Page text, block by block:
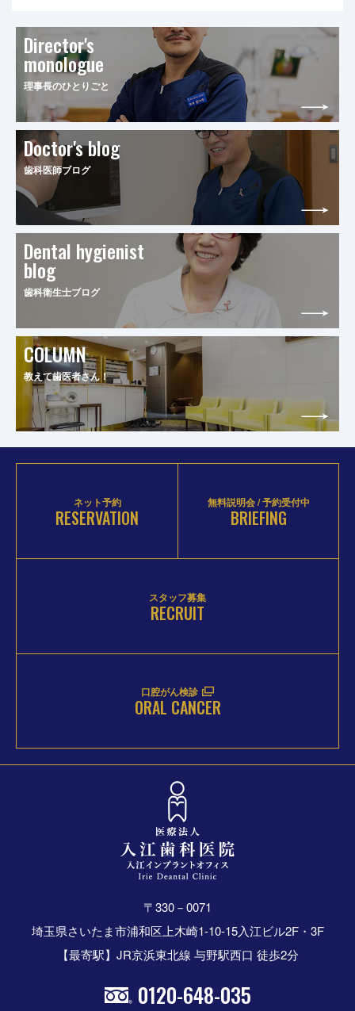
Director's
monologue
理事長のひとりごと
Doctor's blog
歯科医師ブログ
Dental hygienist
blog
歯科衛生士ブログ
COLUMN
教えて歯医者さん！
ネット予約
RESERVATION
無料説明会 / 予約受付中
BRIEFING
スタッフ募集
RECRUIT
口腔がん検診
ORAL CANCER
〒330－0071
埼玉県さいたま市浦和区上木崎1-10-15入江ビル2F・3F
【最寄駅】JR京浜東北線 与野駅西口 徒歩2分
0120-648-035